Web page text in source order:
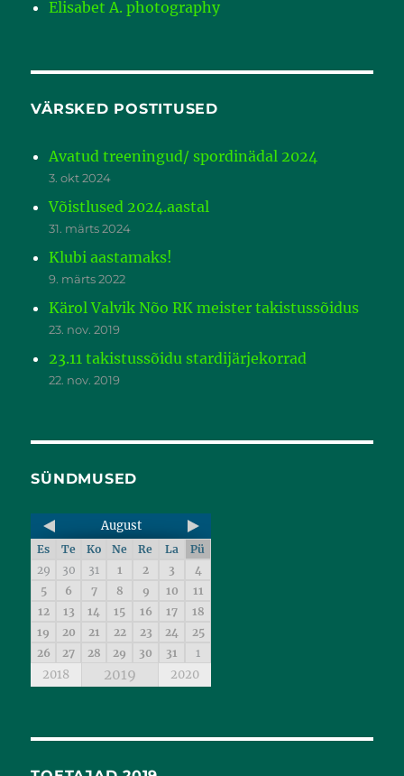
Elisabet A. photography
VÄRSKED POSTITUSED
Avatud treeningud/ spordinädal 2024
3. okt 2024
Võistlused 2024.aastal
31. märts 2024
Klubi aastamaks!
9. märts 2022
Kärol Valvik Nõo RK meister takistussõidus
23. nov. 2019
23.11 takistussõidu stardijärjekorrad
22. nov. 2019
SÜNDMUSED
August
Es Te Ko Ne Re La
Pü
29
30 31 1 2 3
4
5
6 7 8 9 10
11
12
13 14 15 16 17
18
19
20 21 22 23 24
25
26
27 28 29 30 31 1
2018 2019 2020